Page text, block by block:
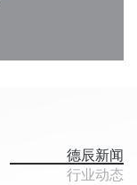
德辰新闻
行业动态